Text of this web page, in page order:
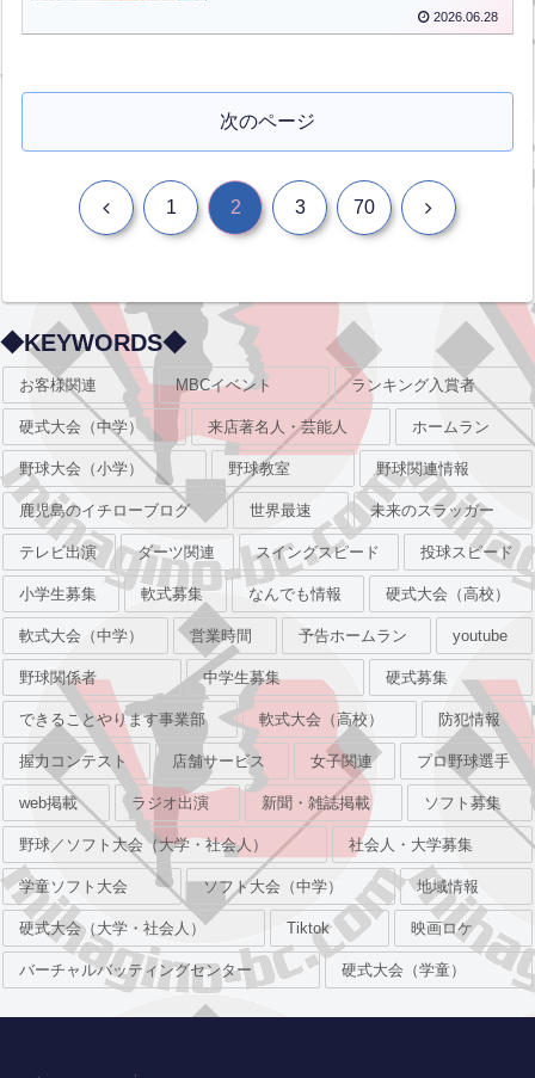
2026.06.28
次のページ
前 1 2 3 70 次
◆KEYWORDS◆
お客様関連 MBCイベント ランキング入賞者
硬式大会（中学） 来店著名人・芸能人 ホームラン
野球大会（小学） 野球教室 野球関連情報
鹿児島のイチローブログ 世界最速 未来のスラッガー
テレビ出演 ダーツ関連 スイングスピード 投球スピード
小学生募集 軟式募集 なんでも情報 硬式大会（高校）
軟式大会（中学） 営業時間 予告ホームラン youtube
野球関係者 中学生募集 硬式募集
できることやります事業部 軟式大会（高校） 防犯情報
握力コンテスト 店舗サービス 女子関連 プロ野球選手
web掲載 ラジオ出演 新聞・雑誌掲載 ソフト募集
野球／ソフト大会（大学・社会人） 社会人・大学募集
学童ソフト大会 ソフト大会（中学） 地域情報
硬式大会（大学・社会人） Tiktok 映画ロケ
バーチャルバッティングセンター 硬式大会（学童）